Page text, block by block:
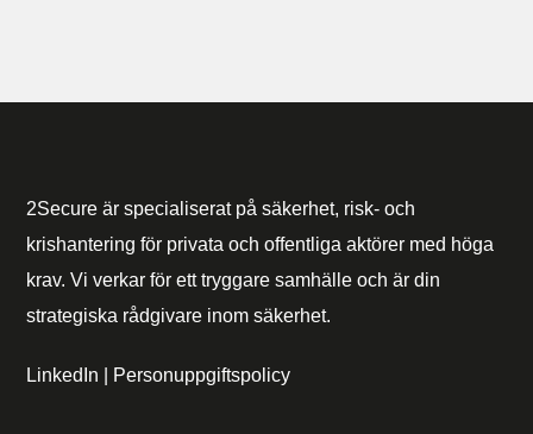
2Secure är specialiserat på säkerhet, risk- och
krishantering för privata och offentliga aktörer med höga
krav. Vi verkar för ett tryggare samhälle och är din
strategiska rådgivare inom säkerhet.
LinkedIn Personuppgiftspolicy